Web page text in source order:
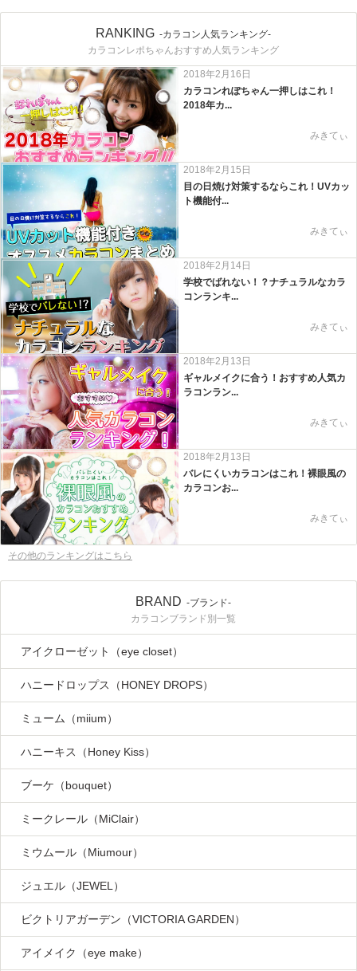
RANKING -カラコン人気ランキング-
カラコンレポちゃんおすすめ人気ランキング
2018年2月16日
カラコンれぽちゃん一押しはこれ！
2018年カ...
みきてぃ
2018年2月15日
目の日焼け対策するならこれ！UVカッ
ト機能付...
みきてぃ
2018年2月14日
学校でばれない！？ナチュラルなカラ
コンランキ...
みきてぃ
2018年2月13日
ギャルメイクに合う！おすすめ人気カ
ラコンラン...
みきてぃ
2018年2月13日
バレにくいカラコンはこれ！裸眼風の
カラコンお...
みきてぃ
その他のランキングはこちら
BRAND -ブランド-
カラコンブランド別一覧
アイクローゼット（eye closet）
ハニードロップス（HONEY DROPS）
ミューム（miium）
ハニーキス（Honey Kiss）
ブーケ（bouquet）
ミークレール（MiClair）
ミウムール（Miumour）
ジュエル（JEWEL）
ビクトリアガーデン（VICTORIA GARDEN）
アイメイク（eye make）